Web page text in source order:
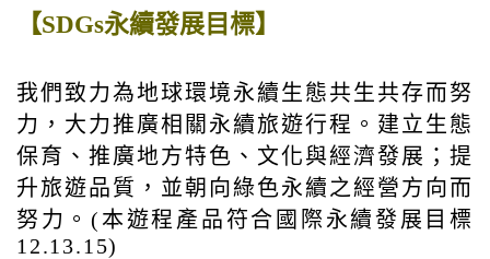
【SDGs永續發展目標】
我們致力為地球環境永續生態共生共存而努
力，大力推廣相關永續旅遊行程。建立生態
保育、推廣地方特色、文化與經濟發展；提
升旅遊品質，並朝向綠色永續之經營方向而
努力。(本遊程產品符合國際永續發展目標
12.13.15)